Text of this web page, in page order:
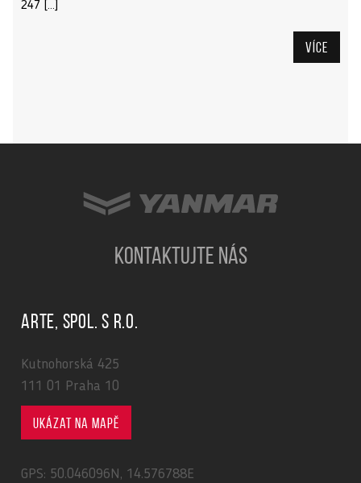
247 […]
Více
KONTAKTUJTE NÁS
ARTE, spol. s r.o.
Kutnohorská 425
111 01 Praha 10
Ukázat na mapě
GPS: 50.046096N, 14.576788E